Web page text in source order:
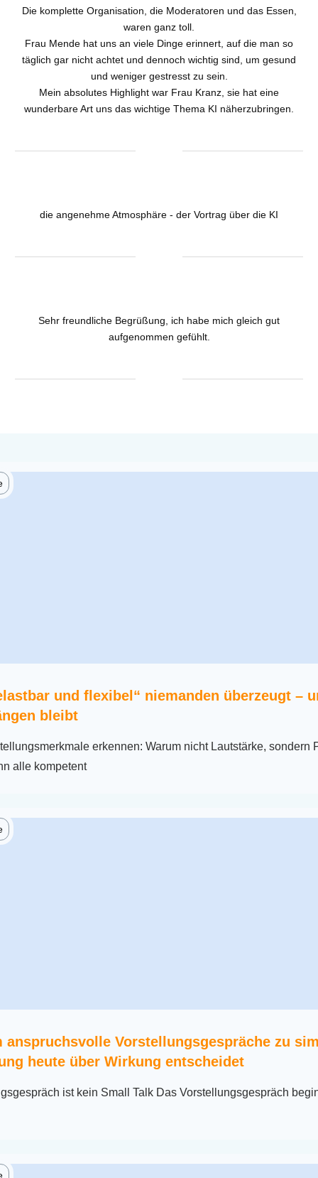
Die komplette Organisation, die Moderatoren und das Essen,
waren ganz toll.
Frau Mende hat uns an viele Dinge erinnert, auf die man so
täglich gar nicht achtet und dennoch wichtig sind, um gesund
und weniger gestresst zu sein.
Mein absolutes Highlight war Frau Kranz, sie hat eine
wunderbare Art uns das wichtige Thema KI näherzubringen.
die angenehme Atmosphäre - der Vortrag über die KI
Sehr freundliche Begrüßung, ich habe mich gleich gut
aufgenommen gefühlt.
und flexibel“ niemanden überzeugt –
bleibt
erkennen: Warum nicht Lautstärke, sondern
alle kompetent
anspruchsvolle Vorstellungsgespräche zu
heute über Wirkung entscheidet
ist kein Small Talk Das Vorstellungsgespräch